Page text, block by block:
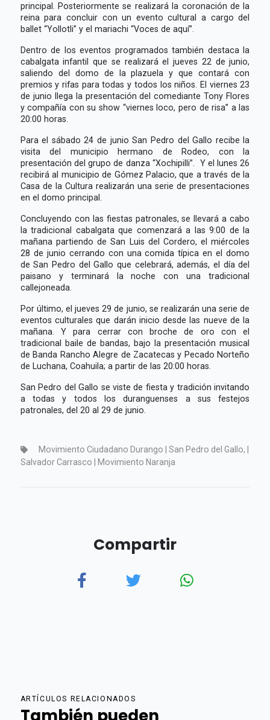
principal. Posteriormente se realizará la coronación de la
reina para concluir con un evento cultural a cargo del
ballet “Yollotli” y el mariachi “Voces de aquí”.
Dentro de los eventos programados también destaca la
cabalgata infantil que se realizará el jueves 22 de junio,
saliendo del domo de la plazuela y que contará con
premios y rifas para todas y todos los niños. El viernes 23
de junio llega la presentación del comediante Tony Flores
y compañía con su show “viernes loco, pero de risa” a las
20:00 horas.
Para el sábado 24 de junio San Pedro del Gallo recibe la
visita del municipio hermano de Rodeo, con la
presentación del grupo de danza “Xochipilli”. Y el lunes 26
recibirá al municipio de Gómez Palacio, que a través de la
Casa de la Cultura realizarán una serie de presentaciones
en el domo principal.
Concluyendo con las fiestas patronales, se llevará a cabo
la tradicional cabalgata que comenzará a las 9:00 de la
mañana partiendo de San Luis del Cordero, el miércoles
28 de junio cerrando con una comida típica en el domo
de San Pedro del Gallo que celebrará, además, el día del
paisano y terminará la noche con una tradicional
callejoneada.
Por último, el jueves 29 de junio, se realizarán una serie de
eventos culturales que darán inicio desde las nueve de la
mañana. Y para cerrar con broche de oro con el
tradicional baile de bandas, bajo la presentación musical
de Banda Rancho Alegre de Zacatecas y Pecado Norteño
de Luchana, Coahuila; a partir de las 20:00 horas.
San Pedro del Gallo se viste de fiesta y tradición invitando
a todas y todos los duranguenses a sus festejos
patronales, del 20 al 29 de junio.
Movimiento Ciudadano Durango | San Pedro del Gallo, |
Salvador Carrasco | Movimiento Naranja
Compartir
ARTÍCULOS RELACIONADOS